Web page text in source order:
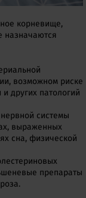
корневище,
назначаются
возможном риске
других патологий
системы
выраженных
сна, физической
препараты